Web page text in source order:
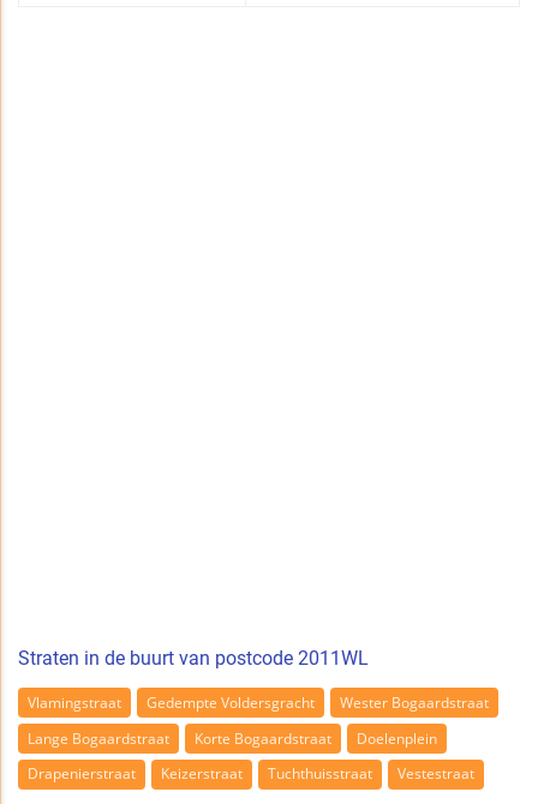
Straten in de buurt van postcode 2011WL
Vlamingstraat Gedempte Voldersgracht
Wester Bogaardstraat
Lange Bogaardstraat
Korte Bogaardstraat
Doelenplein
Drapenierstraat
Keizerstraat Tuchthuisstraat Vestestraat